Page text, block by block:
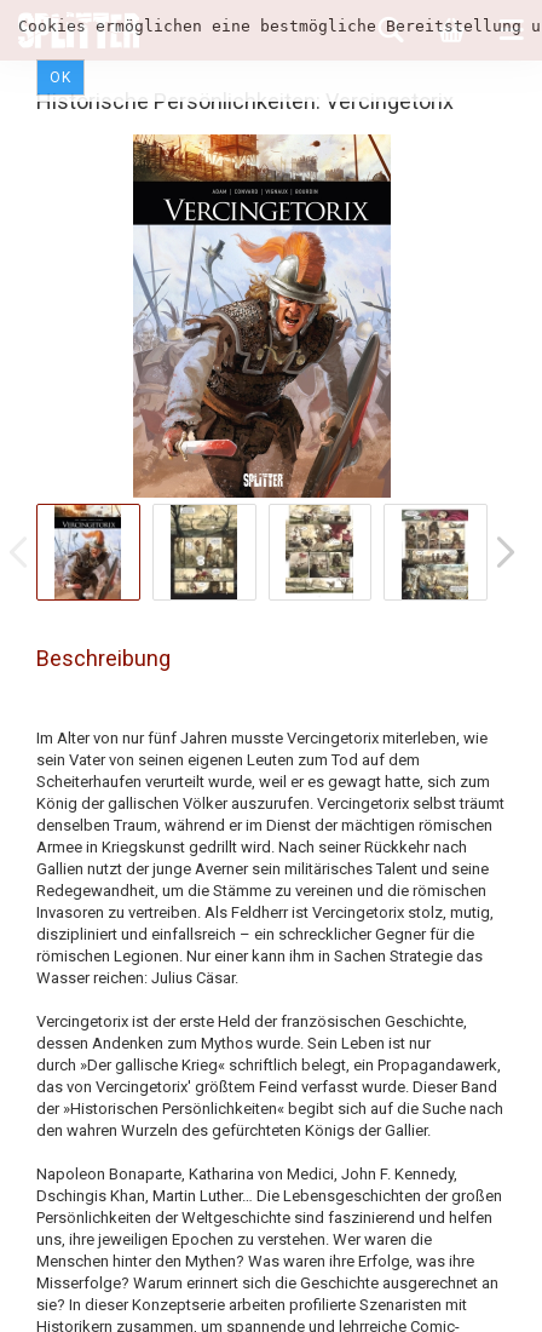
Cookies ermöglichen eine bestmögliche
OK
Historische Persönlichkeiten: Vercingetorix
Beschreibung
Im Alter von nur fünf Jahren musste Vercingetorix miterleben, wie
sein Vater von seinen eigenen Leuten zum Tod auf dem
Scheiterhaufen verurteilt wurde, weil er es gewagt hatte, sich zum
König der gallischen Völker auszurufen. Vercingetorix selbst träumt
denselben Traum, während er im Dienst der mächtigen römischen
Armee in Kriegskunst gedrillt wird. Nach seiner Rückkehr nach
Gallien nutzt der junge Averner sein militärisches Talent und seine
Redegewandheit, um die Stämme zu vereinen und die römischen
Invasoren zu vertreiben. Als Feldherr ist Vercingetorix stolz, mutig,
diszipliniert und einfallsreich – ein schrecklicher Gegner für die
römischen Legionen. Nur einer kann ihm in Sachen Strategie das
Wasser reichen: Julius Cäsar.
Vercingetorix ist der erste Held der französischen Geschichte,
dessen Andenken zum Mythos wurde. Sein Leben ist nur
durch »Der gallische Krieg« schriftlich belegt, ein Propagandawerk,
das von Vercingetorix' größtem Feind verfasst wurde. Dieser Band
der »Historischen Persönlichkeiten« begibt sich auf die Suche nach
den wahren Wurzeln des gefürchteten Königs der Gallier.
Napoleon Bonaparte, Katharina von Medici, John F. Kennedy,
Dschingis Khan, Martin Luther… Die Lebensgeschichten der großen
Persönlichkeiten der Weltgeschichte sind faszinierend und helfen
uns, ihre jeweiligen Epochen zu verstehen. Wer waren die
Menschen hinter den Mythen? Was waren ihre Erfolge, was ihre
Misserfolge? Warum erinnert sich die Geschichte ausgerechnet an
sie? In dieser Konzeptserie arbeiten profilierte Szenaristen mit
Historikern zusammen, um spannende und lehrreiche Comic-